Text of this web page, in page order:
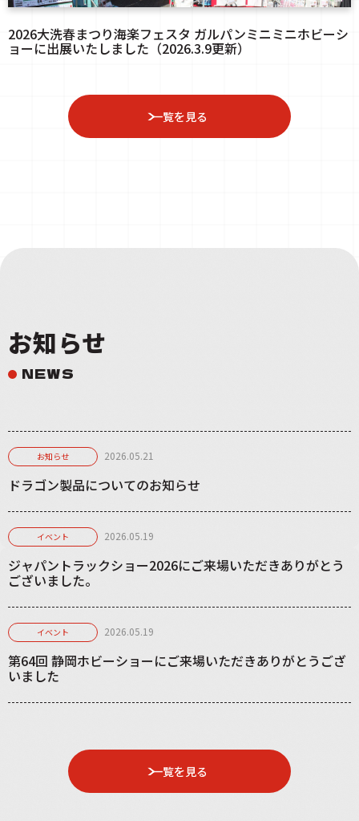
2026大洗春まつり海楽フェスタ ガルパンミニミニホビーシ
ョーに出展いたしました（2026.3.9更新）
一覧を見る
お知らせ
NEWS
お知らせ 2026.05.21
ドラゴン製品についてのお知らせ
イベント 2026.05.19
ジャパントラックショー2026にご来場いただきありがとう
ございました。
イベント 2026.05.19
第64回 静岡ホビーショーにご来場いただきありがとうござ
いました
一覧を見る